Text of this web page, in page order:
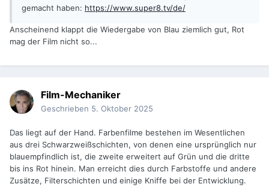
gemacht haben: https://www.super8.tv/de/
Anscheinend klappt die Wiedergabe von Blau ziemlich gut, Rot
mag der Film nicht so...
Film-Mechaniker
Geschrieben 5. Oktober 2025
Das liegt auf der Hand. Farbenfilme bestehen im Wesentlichen
aus drei Schwarzweißschichten, von denen eine ursprünglich nur
blauempfindlich ist, die zweite erweitert auf Grün und die dritte
bis ins Rot hinein. Man erreicht dies durch Farbstoffe und andere
Zusätze, Filterschichten und einige Kniffe bei der Entwicklung.